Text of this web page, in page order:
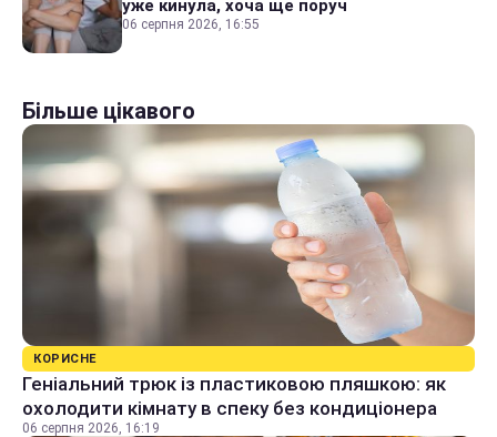
уже кинула, хоча ще поруч
06 серпня 2026, 16:55
Більше цікавого
КОРИСНЕ
Геніальний трюк із пластиковою пляшкою: як
охолодити кімнату в спеку без кондиціонера
06 серпня 2026, 16:19